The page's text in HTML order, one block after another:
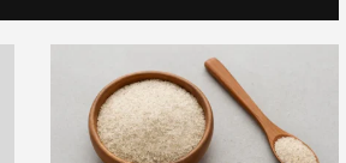
निकले 850 श्रद्धालु: भारत गौरव ट्रेन को हरी
झंडी, बुजुर्ग बोले—‘सपना हुआ साकार’
CM साय की हाईलेवल समीक्षा: CM हेल्पलाइन,